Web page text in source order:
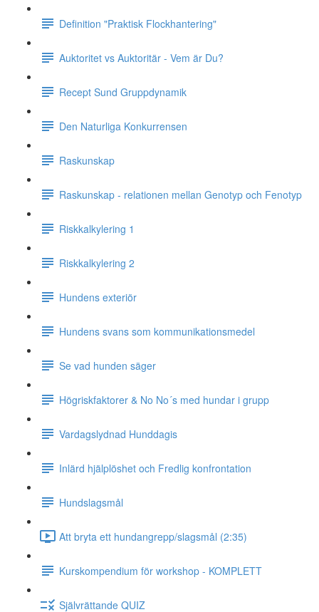
Definition "Praktisk Flockhantering"
Auktoritet vs Auktoritär - Vem är Du?
Recept Sund Gruppdynamik
Den Naturliga Konkurrensen
Raskunskap
Raskunskap - relationen mellan Genotyp och Fenotyp
Riskkalkylering 1
Riskkalkylering 2
Hundens exteriör
Hundens svans som kommunikationsmedel
Se vad hunden säger
Högriskfaktorer & No No´s med hundar i grupp
Vardagslydnad Hunddagis
Inlärd hjälplöshet och Fredlig konfrontation
Hundslagsmål
Att bryta ett hundangrepp/slagsmål (2:35)
Kurskompendium för workshop - KOMPLETT
Självrättande QUIZ